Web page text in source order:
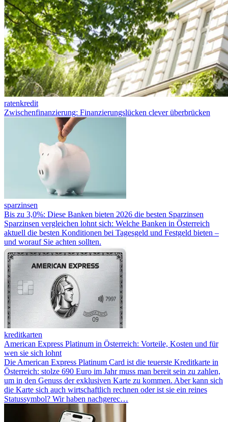
ratenkredit
Zwischenfinanzierung: Finanzierungslücken clever überbrücken
sparzinsen
Bis zu 3,0%: Diese Banken bieten 2026 die besten Sparzinsen
Sparzinsen vergleichen lohnt sich: Welche Banken in Österreich
aktuell die besten Konditionen bei Tagesgeld und Festgeld bieten –
und worauf Sie achten sollten.
kreditkarten
American Express Platinum in Österreich: Vorteile, Kosten und für
wen sie sich lohnt
Die American Express Platinum Card ist die teuerste Kreditkarte in
Österreich: stolze 690 Euro im Jahr muss man bereit sein zu zahlen,
um in den Genuss der exklusiven Karte zu kommen. Aber kann sich
die Karte sich auch wirtschaftlich rechnen oder ist sie ein reines
Statussymbol? Wir haben nachgerec…